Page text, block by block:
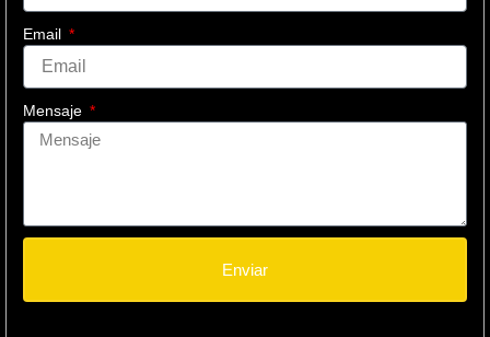
Email
Mensaje
Enviar